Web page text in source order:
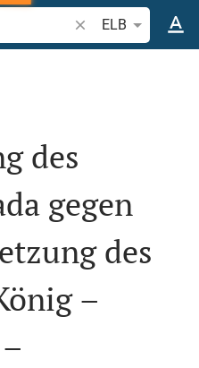
Bibelstelle oder
ELB
des
gegen
des
–